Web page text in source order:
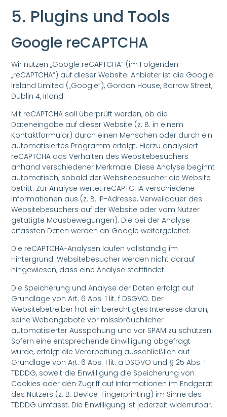
5. Plugins und Tools
Google reCAPTCHA
Wir nutzen „Google reCAPTCHA“ (im Folgenden
„reCAPTCHA“) auf dieser Website. Anbieter ist die Google
Ireland Limited („Google“), Gordon House, Barrow Street,
Dublin 4, Irland.
Mit reCAPTCHA soll überprüft werden, ob die
Dateneingabe auf dieser Website (z. B. in einem
Kontaktformular) durch einen Menschen oder durch ein
automatisiertes Programm erfolgt. Hierzu analysiert
reCAPTCHA das Verhalten des Websitebesuchers
anhand verschiedener Merkmale. Diese Analyse beginnt
automatisch, sobald der Websitebesucher die Website
betritt. Zur Analyse wertet reCAPTCHA verschiedene
Informationen aus (z. B. IP-Adresse, Verweildauer des
Websitebesuchers auf der Website oder vom Nutzer
getätigte Mausbewegungen). Die bei der Analyse
erfassten Daten werden an Google weitergeleitet.
Die reCAPTCHA-Analysen laufen vollständig im
Hintergrund. Websitebesucher werden nicht darauf
hingewiesen, dass eine Analyse stattfindet.
Die Speicherung und Analyse der Daten erfolgt auf
Grundlage von Art. 6 Abs. 1 lit. f DSGVO. Der
Websitebetreiber hat ein berechtigtes Interesse daran,
seine Webangebote vor missbräuchlicher
automatisierter Ausspähung und vor SPAM zu schützen.
Sofern eine entsprechende Einwilligung abgefragt
wurde, erfolgt die Verarbeitung ausschließlich auf
Grundlage von Art. 6 Abs. 1 lit. a DSGVO und § 25 Abs. 1
TDDDG, soweit die Einwilligung die Speicherung von
Cookies oder den Zugriff auf Informationen im Endgerät
des Nutzers (z. B. Device-Fingerprinting) im Sinne des
TDDDG umfasst. Die Einwilligung ist jederzeit widerrufbar.